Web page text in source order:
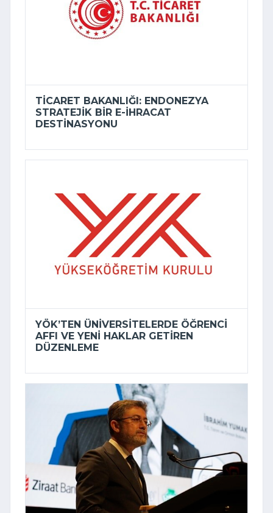
TICARET BAKANLIĞI: ENDONEZYA
STRATEJIK BIR E-İHRACAT
DESTINASYONU
YÖK’TEN ÜNIVERSITELERDE ÖĞRENCI
AFFI VE YENI HAKLAR GETIREN
DÜZENLEME